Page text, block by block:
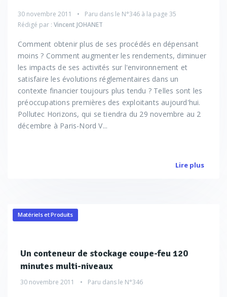
30 novembre 2011 Paru dans le N°346 à la page 35
Rédigé par : Vincent JOHANET
Comment obtenir plus de ses procédés en dépensant
moins ? Comment augmenter les rendements, diminuer
les impacts de ses activités sur l'environnement et
satisfaire les évolutions réglementaires dans un
contexte financier toujours plus tendu ? Telles sont les
préoccupations premières des exploitants aujourd'hui.
Pollutec Horizons, qui se tiendra du 29 novembre au 2
décembre à Paris-Nord V...
Lire plus
Matériels et Produits
Un conteneur de stockage coupe-feu 120
minutes multi-niveaux
30 novembre 2011 Paru dans le N°346